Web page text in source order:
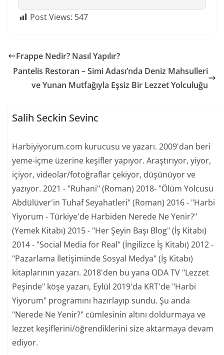
Post Views: 547
Frappe Nedir? Nasıl Yapılır?
Pantelis Restoran – Simi Adası’nda Deniz Mahsulleri
ve Yunan Mutfağıyla Eşsiz Bir Lezzet Yolculuğu
Salih Seckin Sevinc
Harbiyiyorum.com kurucusu ve yazarı. 2009'dan beri
yeme-içme üzerine keşifler yapıyor. Araştırıyor, yiyor,
içiyor, videolar/fotoğraflar çekiyor, düşünüyor ve
yazıyor. 2021 - "Ruhani" (Roman) 2018- "Ölüm Yolcusu
Abdülüver'in Tuhaf Seyahatleri" (Roman) 2016 - "Harbi
Yiyorum - Türkiye'de Harbiden Nerede Ne Yenir?"
(Yemek Kitabı) 2015 - "Her Şeyin Başı Blog" (İş Kitabı)
2014 - "Social Media for Real" (İngilizce İş Kitabı) 2012 -
"Pazarlama İletişiminde Sosyal Medya" (İş Kitabı)
kitaplarının yazarı. 2018'den bu yana ODA TV "Lezzet
Peşinde" köşe yazarı, Eylül 2019'da KRT'de "Harbi
Yiyorum" programını hazırlayıp sundu. Şu anda
"Nerede Ne Yenir?" cümlesinin altını doldurmaya ve
lezzet keşiflerini/öğrendiklerini size aktarmaya devam
ediyor.